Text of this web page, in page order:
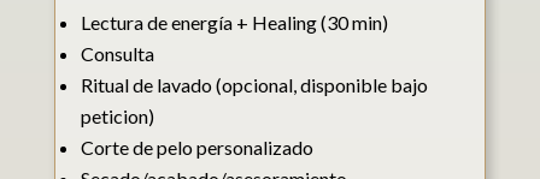
Lectura de energía + Healing (30 min)
Consulta
Ritual de lavado (opcional, disponible bajo
peticion)
Corte de pelo personalizado